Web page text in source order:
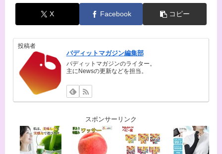
X Facebook コピー
投稿者
バディットマガジン編集部
バディットマガジンのライター。
主にNewsの更新などを担当。
スポンサーリンク